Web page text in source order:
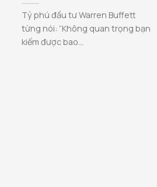
Tỷ phú đầu tư Warren Buffett
từng nói: “Không quan trọng bạn
kiếm được bao...